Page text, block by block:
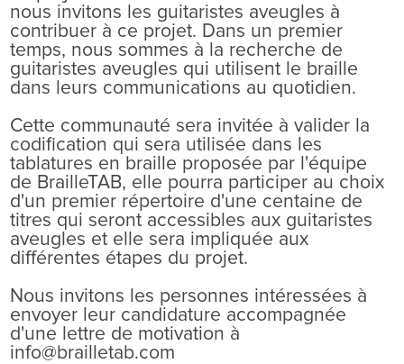
nous invitons les guitaristes aveugles à
contribuer à ce projet. Dans un premier
temps, nous sommes à la recherche de
guitaristes aveugles qui utilisent le braille
dans leurs communications au quotidien.
Cette communauté sera invitée à valider la
codification qui sera utilisée dans les
tablatures en braille proposée par l'équipe
de BrailleTAB, elle pourra participer au choix
d'un premier répertoire d'une centaine de
titres qui seront accessibles aux guitaristes
aveugles et elle sera impliquée aux
différentes étapes du projet.
Nous invitons les personnes intéressées à
envoyer leur candidature accompagnée
d'une lettre de motivation à
info@brailletab.com